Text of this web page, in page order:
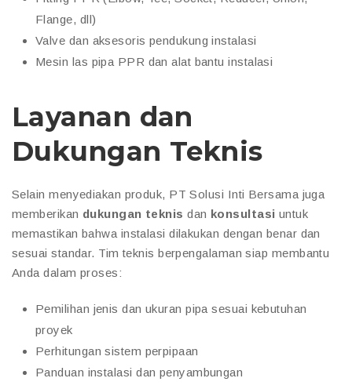
Flange, dll)
Valve dan aksesoris pendukung instalasi
Mesin las pipa PPR dan alat bantu instalasi
Layanan dan
Dukungan Teknis
Selain menyediakan produk, PT Solusi Inti Bersama juga
memberikan dukungan teknis dan konsultasi untuk
memastikan bahwa instalasi dilakukan dengan benar dan
sesuai standar. Tim teknis berpengalaman siap membantu
Anda dalam proses:
Pemilihan jenis dan ukuran pipa sesuai kebutuhan
proyek
Perhitungan sistem perpipaan
Panduan instalasi dan penyambungan